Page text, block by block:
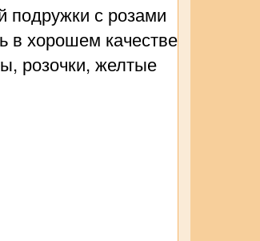
подружки с розами
в хорошем качестве
розочки, желтые